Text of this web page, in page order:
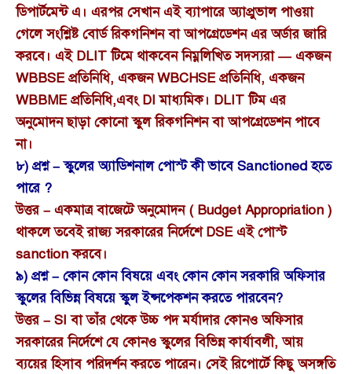
ডিপার্টমেন্ট এ। এরপর সেখান এই ব্যাপারে অ্যাপ্রুভাল পাওয়া
গেলে সংশ্লিষ্ট বোর্ড রিকগনিশন বা আপগ্রেডেশন এর অর্ডার জারি
করবে। এই DLIT টিমে থাকবেন নিম্নলিখিত সদস্যরা — একজন
WBBSE প্রতিনিধি, একজন WBCHSE প্রতিনিধি, একজন
WBBME প্রতিনিধি,এবং DI মাধ্যমিক। DLIT টিম এর
অনুমোদন ছাড়া কোনো স্কুল রিকগনিশন বা আপগ্রেডেশন পাবে
না।
৮) প্রশ্ন – স্কুলের অ্যাডিশনাল পোস্ট কী ভাবে Sanctioned হতে
পারে ?
উত্তর – একমাত্র বাজেটে অনুমোদন ( Budget Appropriation )
থাকলে তবেই রাজ্য সরকারের নির্দেশে DSE এই পোস্ট
sanction করবে।
৯) প্রশ্ন – কোন কোন বিষয়ে এবং কোন কোন সরকারি অফিসার
স্কুলের বিভিন্ন বিষয়ে স্কুল ইন্সপেকশন করতে পারবেন?
উত্তর – SI বা তাঁর থেকে উচ্চ পদ মর্যাদার কোনও অফিসার
সরকারের নির্দেশে যে কোনও স্কুলের বিভিন্ন কার্যাবলী, আয়
ব্যয়ের হিসাব পরিদর্শন করতে পারেন। সেই রিপোর্টে কিছু অসঙ্গতি